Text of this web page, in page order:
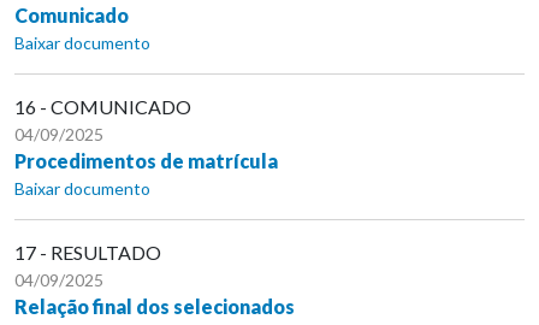
Comunicado
Baixar documento
16 - COMUNICADO
04/09/2025
Procedimentos de matrícula
Baixar documento
17 - RESULTADO
04/09/2025
Relação final dos selecionados